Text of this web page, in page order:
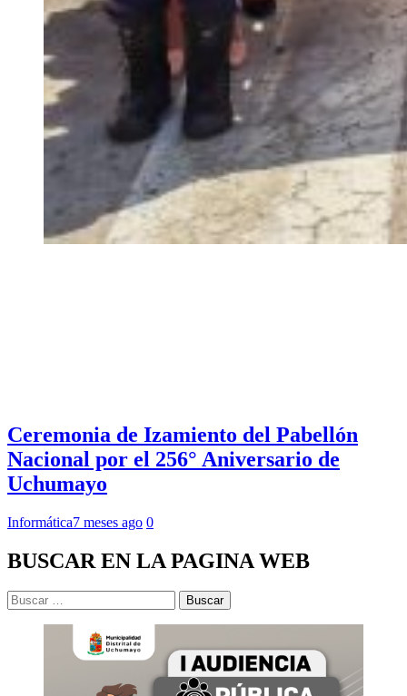
Ceremonia de Izamiento del Pabellón
Nacional por el 256° Aniversario de
Uchumayo
Informática7 meses ago 0
BUSCAR EN LA PAGINA WEB
Buscar: